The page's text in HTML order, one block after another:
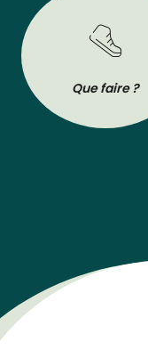
Que faire ?
Tout pour